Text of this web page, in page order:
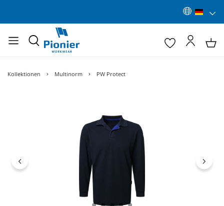
Kollektionen Multinorm PW Protect